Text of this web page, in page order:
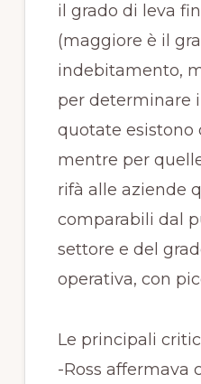
il grado di leva
(maggiore è il
indebitamento,
per determinare
quotate esistono
mentre per
rifà alle aziende
comparabili dal
settore e del
operativa, con
Le principali
-Ross affermava